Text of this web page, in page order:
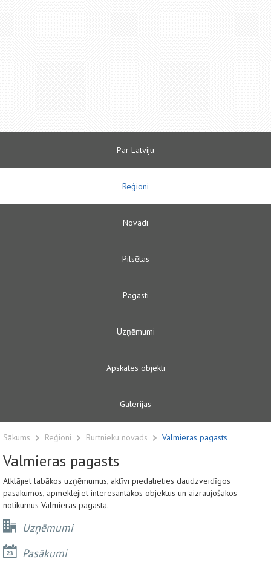
Par Latviju
Reģioni
Novadi
Pilsētas
Pagasti
Uzņēmumi
Apskates objekti
Galerijas
Sākums Reģioni Burtnieku novads Valmieras pagasts
Valmieras pagasts
Atklājiet labākos uzņēmumus, aktīvi piedalieties daudzveidīgos
pasākumos, apmeklējiet interesantākos objektus un aizraujošākos
notikumus Valmieras pagastā.
Uzņēmumi
Pasākumi